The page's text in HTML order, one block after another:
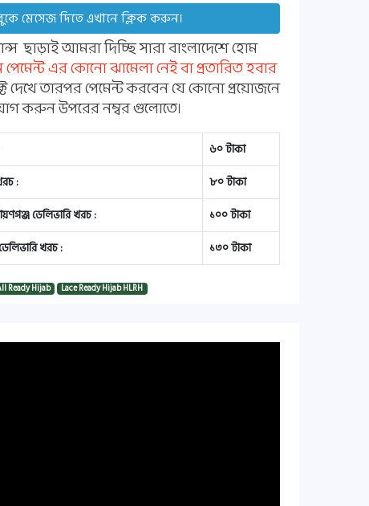
মেসেজ দিতে এখানে ক্লিক করুন।
ছাড়াই আমরা দিচ্ছি সারা বাংলাদেশে হোম
পেমেন্ট এর কোনো ঝামেলা নেই বা প্রতারিত হবার
দেখে তারপর পেমেন্ট করবেন যে কোনো প্রয়োজনে
করুন উপরের নম্বর গুলোতে।
৬০ টাকা
:
৮০ টাকা
ডেলিভারি খরচ :
১০০ টাকা
খরচ :
১৩০ টাকা
Ready Hijab Lace Ready Hijab HLRH